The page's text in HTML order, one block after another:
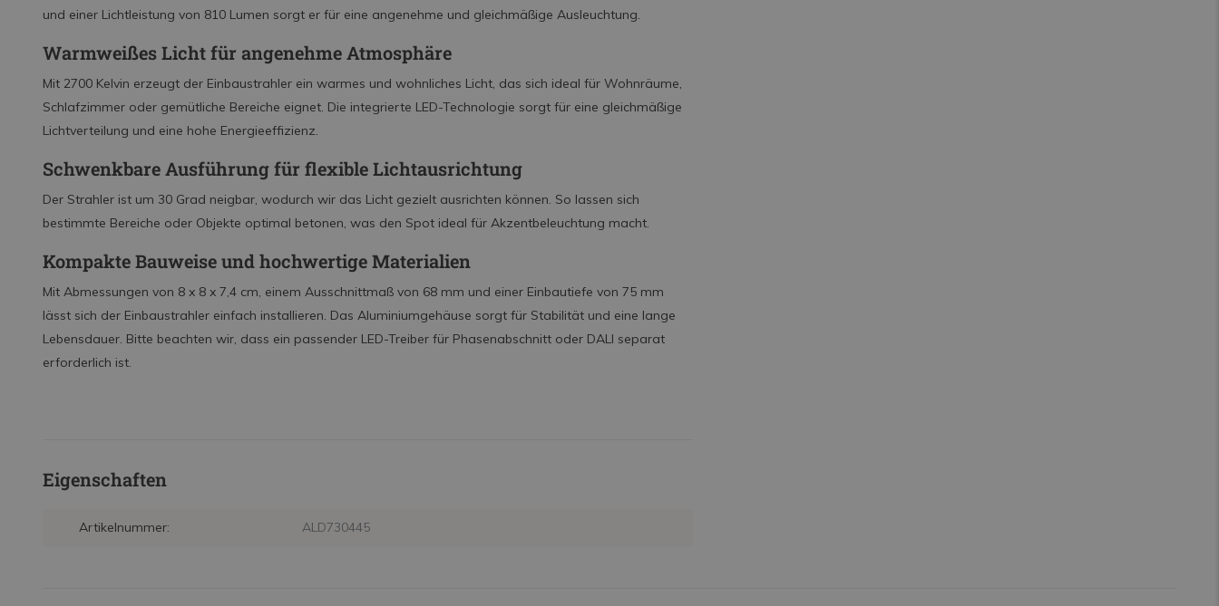
und einer Lichtleistung von 810 Lumen sorgt er für eine angenehme und gleichmäßige Ausleuchtung.
Warmweißes Licht für angenehme Atmosphäre
Mit 2700 Kelvin erzeugt der Einbaustrahler ein warmes und wohnliches Licht, das sich ideal für Wohnräume,
Schlafzimmer oder gemütliche Bereiche eignet. Die integrierte LED-Technologie sorgt für eine gleichmäßige
Lichtverteilung und eine hohe Energieeffizienz.
Schwenkbare Ausführung für flexible Lichtausrichtung
Der Strahler ist um 30 Grad neigbar, wodurch wir das Licht gezielt ausrichten können. So lassen sich
bestimmte Bereiche oder Objekte optimal betonen, was den Spot ideal für Akzentbeleuchtung macht.
Kompakte Bauweise und hochwertige Materialien
Mit Abmessungen von 8 x 8 x 7,4 cm, einem Ausschnittmaß von 68 mm und einer Einbautiefe von 75 mm
lässt sich der Einbaustrahler einfach installieren. Das Aluminiumgehäuse sorgt für Stabilität und eine lange
Lebensdauer. Bitte beachten wir, dass ein passender LED-Treiber für Phasenabschnitt oder DALI separat
erforderlich ist.
Eigenschaften
Artikelnummer: ALD730445